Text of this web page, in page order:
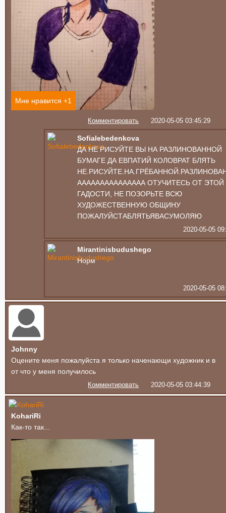
Мне нравится +1
Комментировать 2020-05-05 03:45:29
Sofialebedenkova
ДА НЕ РИСУЙТЕ ВЫ НА РАЗЛИНОВАННОЙ
БУМАГЕ ДА ЕВПАТИЙ КОЛОВРАТ БЛЯТЬ
ААААААААААААААА ОТУЧИТЕСЬ ОТ ЭТОЙ
ГАДОСТИ, НЕ ПОЗОРЬТЕ ВСЮ
ХУДОЖЕСТВЕННУЮ ОБЩИНУ
ПОЖАЛУЙСТАБЛЯТЬЯВАСУМОЛЯЮ
2020-05-05
Mirantinisbudushego
Норм
2020-05-05
Johnny
Оцените меня пожалуйста я только наченающи художник и в
от что у меня получилось
Комментировать 2020-05-05 03:44:39
KohariRi
Как-то так...